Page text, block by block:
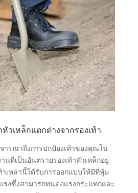
วเหล็กแตกต่างจากรองเท้า
ารณาถึงการปกป้องเท้าของคุณใน
นที่เป็นอันตรายรองเท้าหัวเหล็กอยู่
าเหล่านี้ได้รับการออกแบบให้มีที่หุ้ม
รงซึ่งสามารถทนต่อแรงกระแทกและ